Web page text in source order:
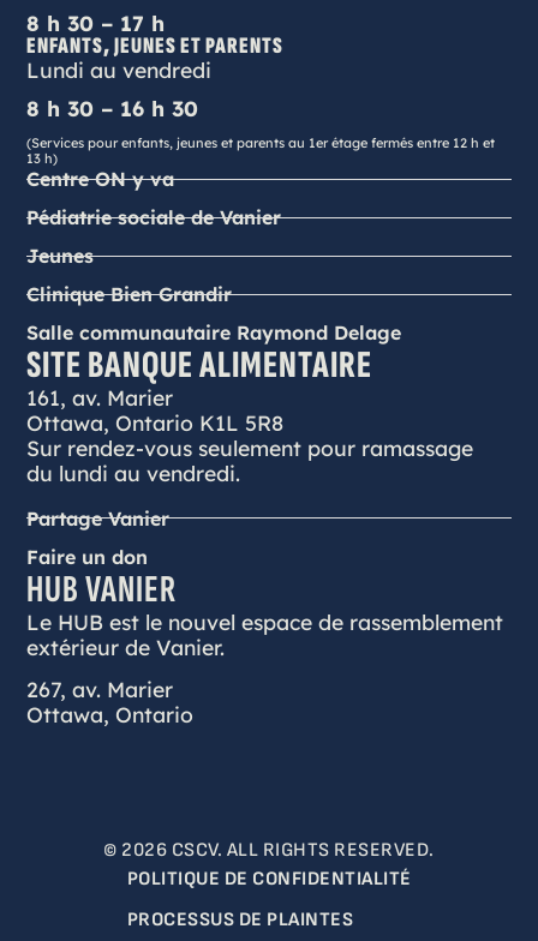
8 h 30 – 17 h
ENFANTS, JEUNES ET PARENTS
Lundi au vendredi
8 h 30 – 16 h 30
(Services pour enfants, jeunes et parents au 1er étage fermés entre 12 h et
13 h)
Centre ON y va
Pédiatrie sociale de Vanier
Jeunes
Clinique Bien Grandir
Salle communautaire Raymond Delage
SITE BANQUE ALIMENTAIRE
161, av. Marier
Ottawa, Ontario K1L 5R8
Sur rendez-vous seulement pour ramassage
du lundi au vendredi.
Partage Vanier
Faire un don
HUB VANIER
Le HUB est le nouvel espace de rassemblement
extérieur de Vanier.
267, av. Marier
Ottawa, Ontario
© 2026 CSCV. ALL RIGHTS RESERVED.
POLITIQUE DE CONFIDENTIALITÉ
PROCESSUS DE PLAINTES